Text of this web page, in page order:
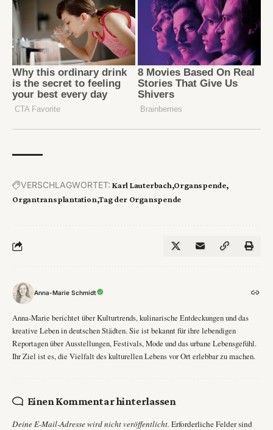
VERSCHLAGWORTET: Karl Lauterbach Organspende
Organtransplantation Tag der Organspende
Anna-Marie Schmidt
Anna-Marie berichtet über Kulturtrends, kulinarische Entdeckungen und das
kreative Leben in deutschen Städten. Sie ist bekannt für ihre lebendigen
Reportagen über Ausstellungen, Festivals, Mode und das urbane Lebensgefühl.
Ihr Ziel ist es, die Vielfalt des kulturellen Lebens vor Ort erlebbar zu machen.
Einen Kommentar hinterlassen
Deine E-Mail-Adresse wird nicht veröffentlicht. Erforderliche Felder sind